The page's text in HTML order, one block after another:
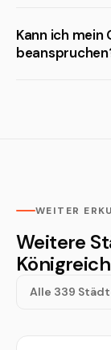
Kann ich mein
WEITER
Weitere
Königreich
Alle 339